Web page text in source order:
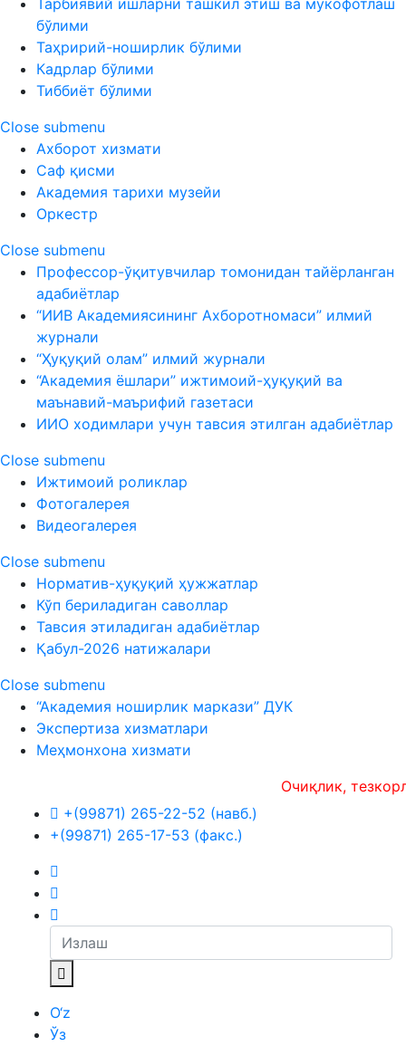
Тарбиявий ишларни ташкил этиш ва мукофотлаш
бўлими
Таҳририй-ноширлик бўлими
Кадрлар бўлими
Тиббиёт бўлими
Close submenu
Ахборот хизмати
Саф қисми
Академия тарихи музейи
Оркестр
Close submenu
Профессор-ўқитувчилар томонидан тайёрланган
адабиётлар
“ИИВ Академиясининг Ахборотномаси” илмий
журнали
“Ҳуқуқий олам” илмий журнали
“Академия ёшлари” ижтимоий-ҳуқуқий ва
маънавий-маърифий газетаси
ИИО ходимлари учун тавсия этилган адабиётлар
Close submenu
Ижтимоий роликлар
Фотогалерея
Видеогалерея
Close submenu
Норматив-ҳуқуқий ҳужжатлар
Кўп бериладиган саволлар
Тавсия этиладиган адабиётлар
Қабул-2026 натижалари
Close submenu
“Академия ноширлик маркази” ДУК
Экспертиза хизматлари
Меҳмонхона хизмати
Очиқлик, тезкорлик
+(99871) 265-22-52 (навб.)
+(99871) 265-17-53 (факс.)
O‘z
Ўз